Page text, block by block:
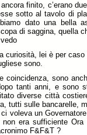
finito, c’erano
sotto al tavolo di
dato una bella
di saggina, quella
curiosità, lei è per caso
sono.
coincidenza, sono
tanti anni, e sono
diverse città
tutti sulle bancarelle,
voleva un
era sufficiente
F&F&T ?